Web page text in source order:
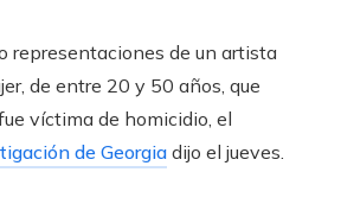
representaciones de un artista
de entre 20 y 50 años, que
víctima de homicidio, el
de Georgia dijo el jueves.